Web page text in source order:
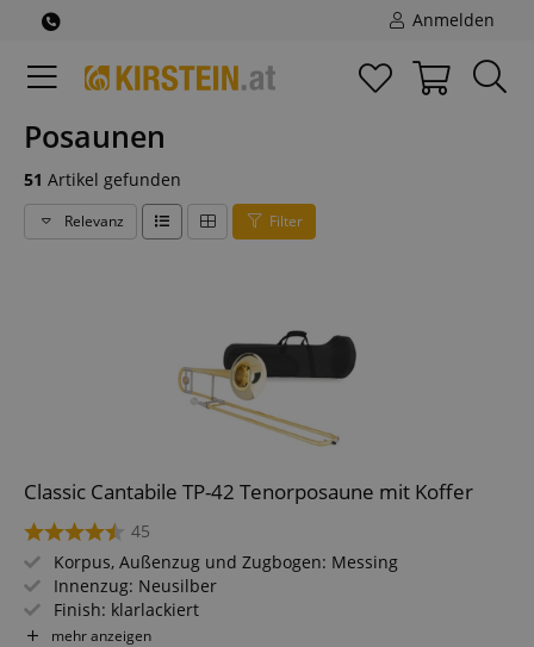
Anmelden
Posaunen
51 Artikel gefunden
Relevanz Filter
Classic Cantabile TP-42 Tenorposaune mit Koffer
45
Korpus, Außenzug und Zugbogen: Messing
Innenzug: Neusilber
Finish: klarlackiert
Schallstück-Ø: 215 mm; Bohrung: 13,9 mm
mehr anzeigen